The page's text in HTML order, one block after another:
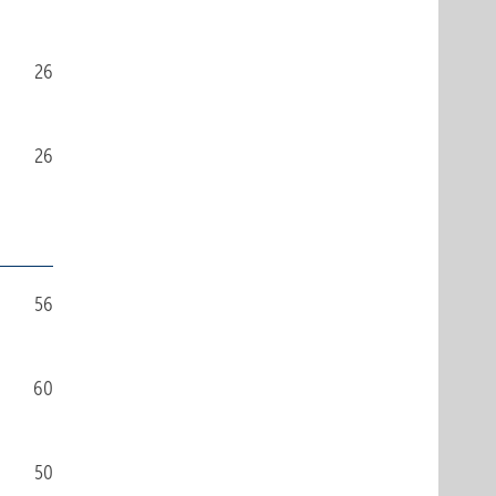
26
26
56
60
50